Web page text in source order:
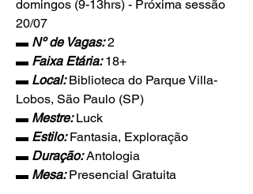
domingos (9-13hrs) - Próxima sessão
20/07
▬ Nº de Vagas: 2
▬ Faixa Etária: 18+
▬ Local: Biblioteca do Parque Villa-
Lobos, São Paulo (SP)
▬ Mestre: Luck
▬ Estilo: Fantasia, Exploração
▬ Duração: Antologia
▬ Mesa: Presencial Gratuita